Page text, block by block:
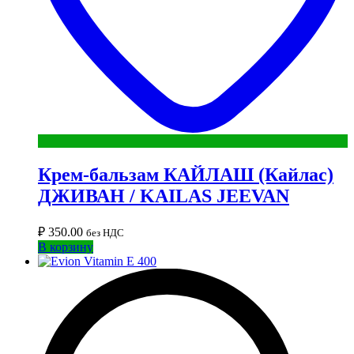
Крем-бальзам КАЙЛАШ (Кайлас)
ДЖИВАН / KAILAS JEEVAN
₽ 350.00 без НДС
В корзину